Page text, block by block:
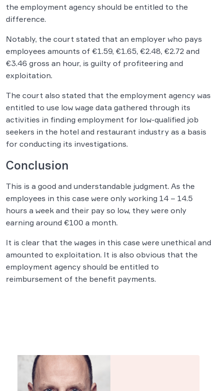
the employment agency should be entitled to the
difference.
Notably, the court stated that an employer who pays
employees amounts of €1.59, €1.65, €2.48, €2.72 and
€3.46 gross an hour, is guilty of profiteering and
exploitation.
The court also stated that the employment agency was
entitled to use low wage data gathered through its
activities in finding employment for low-qualified job
seekers in the hotel and restaurant industry as a basis
for conducting its investigations.
Conclusion
This is a good and understandable judgment. As the
employees in this case were only working 14 – 14.5
hours a week and their pay so low, they were only
earning around €100 a month.
It is clear that the wages in this case were unethical and
amounted to exploitation. It is also obvious that the
employment agency should be entitled to
reimbursement of the benefit payments.